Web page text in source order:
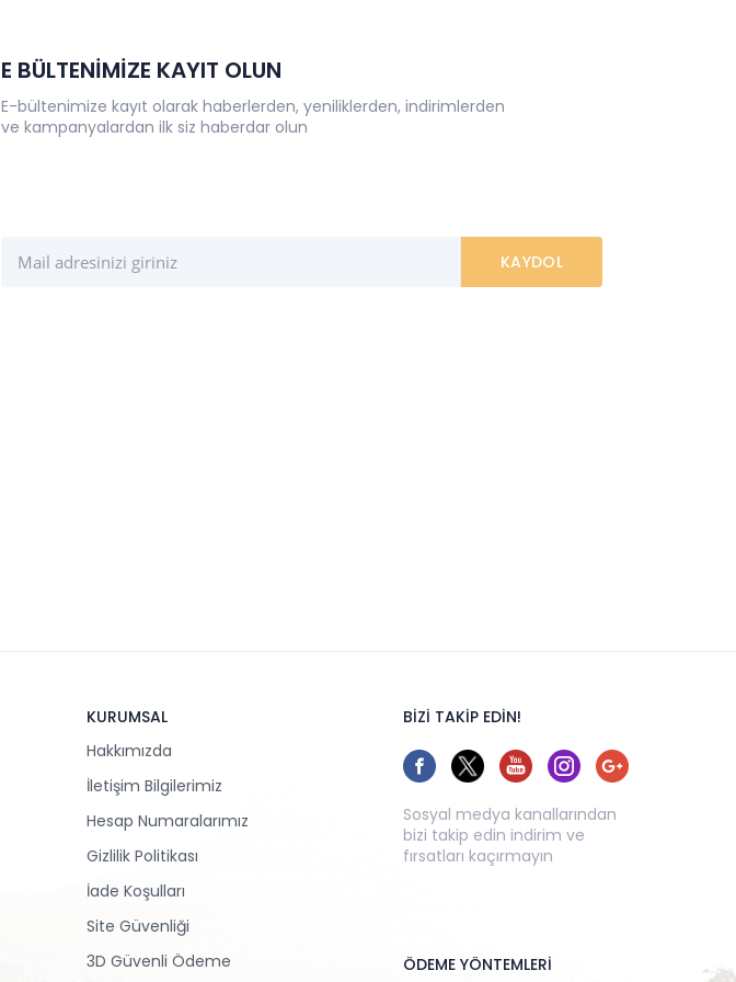
E BÜLTENİMİZE KAYIT OLUN
E-bültenimize kayıt olarak haberlerden, yeniliklerden, indirimlerden
ve kampanyalardan ilk siz haberdar olun
KURUMSAL
Hakkımızda
İletişim Bilgilerimiz
Hesap Numaralarımız
Gizlilik Politikası
İade Koşulları
Site Güvenliği
3D Güvenli Ödeme
BİZİ TAKİP EDİN!
Sosyal medya kanallarından
bizi takip edin indirim ve
fırsatları kaçırmayın
ÖDEME YÖNTEMLERİ